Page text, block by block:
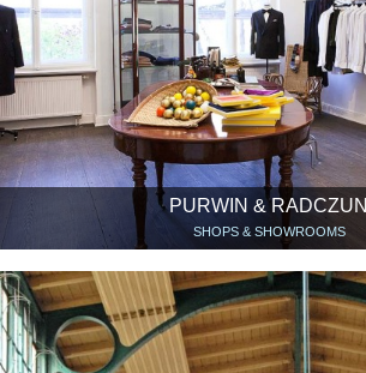
PURWIN & RADCZUN
SHOPS & SHOWROOMS